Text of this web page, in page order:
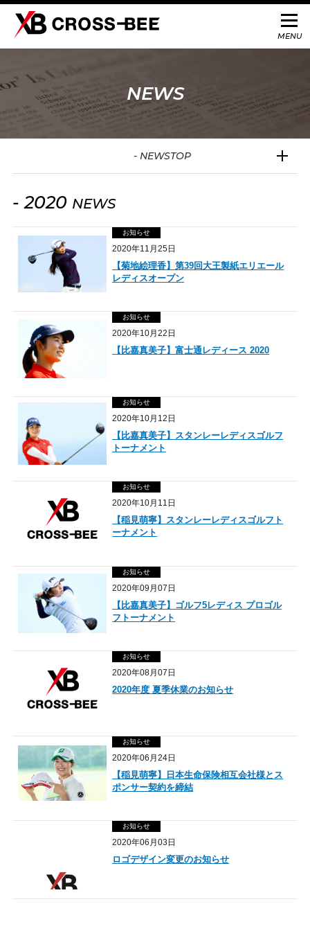
NEWS
- 2020 NEWS
お知らせ
2020年11月25日
【菊地絵理香】第39回大王製紙エリエール
レディスオープン
お知らせ
2020年10月22日
【比嘉真美子】富士通レディース 2020
お知らせ
2020年10月12日
【比嘉真美子】スタンレーレディスゴルフ
トーナメント
お知らせ
2020年10月11日
【稲見萌寧】スタンレーレディスゴルフト
ーナメント
お知らせ
2020年09月07日
【比嘉真美子】ゴルフ5レディス プロゴル
フトーナメント
お知らせ
2020年08月07日
2020年度 夏季休業のお知らせ
お知らせ
2020年06月24日
【稲見萌寧】日本生命保険相互会社様とス
ポンサー契約を締結
お知らせ
2020年06月03日
ロゴデザイン変更のお知らせ
- NEWSTOP